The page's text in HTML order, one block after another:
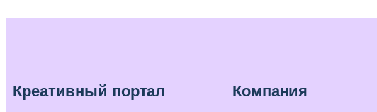
Креативный портал Компания